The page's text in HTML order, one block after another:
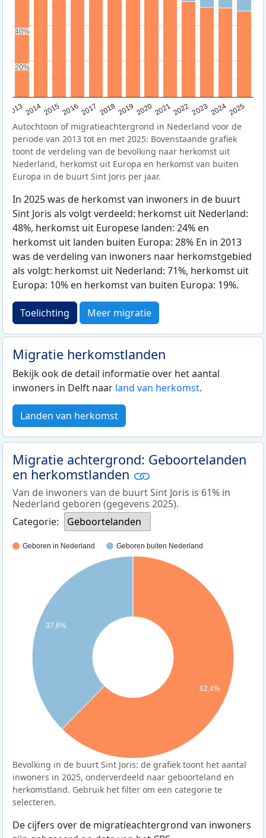
20132014201520162017 20182019 202020212022202320242025
20%
20%
40%
40%
Autochtoon of migratieachtergrond in Nederland voor de
periode van 2013 tot en met 2025: Bovenstaande grafiek
toont de verdeling van de bevolking naar herkomst uit
Nederland, herkomst uit Europa en herkomst van buiten
Europa in de buurt Sint Joris per jaar.
In 2025 was de herkomst van inwoners in de buurt
Sint Joris als volgt verdeeld: herkomst uit Nederland:
48%, herkomst uit Europese landen: 24% en
herkomst uit landen buiten Europa: 28% En in 2013
was de verdeling van inwoners naar herkomstgebied
als volgt: herkomst uit Nederland: 71%, herkomst uit
Europa: 10% en herkomst van buiten Europa: 19%.
Toelichting Meer migratie
Migratie herkomstlanden
Bekijk ook de detail informatie over het aantal
inwoners in Delft naar land van herkomst.
Landen van herkomst
Migratie achtergrond: Geboortelanden
en herkomstlanden
Van de inwoners van de buurt Sint Joris is 61% in
Nederland geboren (gegevens 2025).
Categorie:
Geboortelanden
Geboren in Nederland Geboren buiten Nederland
37,6%
62,4%
Bevolking in de buurt Sint Joris: de grafiek toont het aantal
inwoners in 2025, onderverdeeld naar geboorteland en
herkomstland. Gebruik het filter om een categorie te
selecteren.
De cijfers over de migratieachtergrond van inwoners